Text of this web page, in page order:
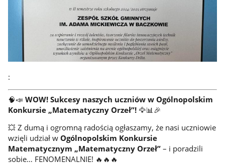
:
🧠📣 WOW! Sukcesy naszych uczniów w Ogólnopolskim
Konkursie „Matematyczny Orzeł”!🦅📊🎉
💥 Z dumą i ogromną radością ogłaszamy, że nasi uczniowie
wzięli udział w Ogólnopolskim Konkursie
Matematycznym „Matematyczny Orzeł”– i poradzili
sobie… FENOMENALNIE! 🔥🔥🔥